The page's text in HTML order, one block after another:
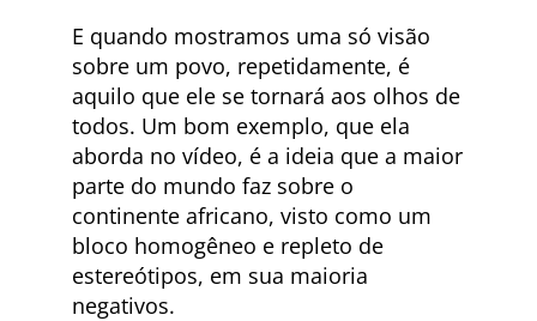
E quando mostramos uma só visão
sobre um povo, repetidamente, é
aquilo que ele se tornará aos olhos de
todos. Um bom exemplo, que ela
aborda no vídeo, é a ideia que a maior
parte do mundo faz sobre o
continente africano, visto como um
bloco homogêneo e repleto de
estereótipos, em sua maioria
negativos.